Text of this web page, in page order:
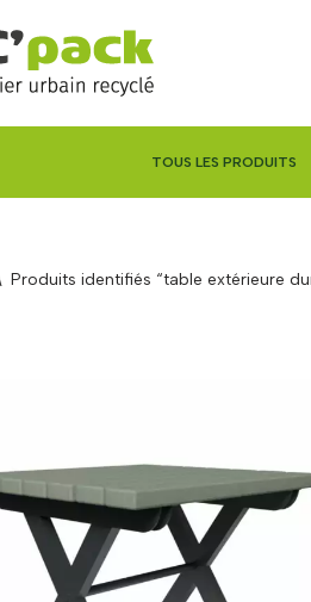
TOUS LES PRODUITS
Produits identifiés “table extérieure